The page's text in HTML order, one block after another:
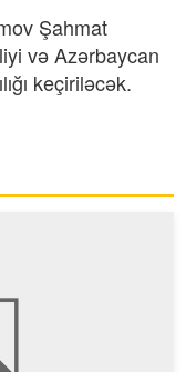
Şahmat
və Azərbaycan
keçiriləcək.